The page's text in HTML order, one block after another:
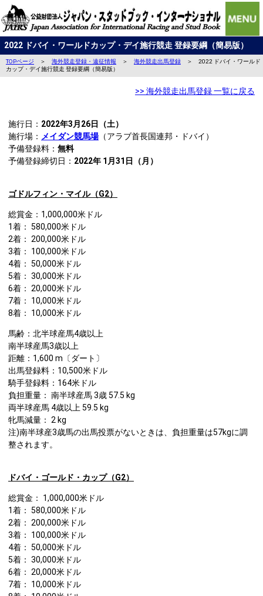
2022 ドバイ・ワールドカップ・デイ施行競走 登録要綱（簡易版）
TOPページ ＞ 海外競走登録・遠征情報 ＞ 海外競走出馬登録 ＞ 2022 ドバイ・ワールド
カップ・デイ施行競走 登録要綱（簡易版）
>> 海外競走出馬登録 一覧に戻る
施行日： 2022年3月26日（土）
施行場： メイダン競馬場（アラブ首長国連邦・ドバイ）
予備登録料： 無料
予備登録締切日： 2022年 1月31日（月）
ゴドルフィン・マイル（G2）
総賞金：1,000,000米ドル
1着： 580,000米ドル
2着： 200,000米ドル
3着： 100,000米ドル
4着： 50,000米ドル
5着： 30,000米ドル
6着： 20,000米ドル
7着： 10,000米ドル
8着： 10,000米ドル
馬齢：北半球産馬4歳以上
南半球産馬3歳以上
距離：1,600 m〔ダート〕
出馬登録料：10,500米ドル
騎手登録料：164米ドル
負担重量： 南半球産馬 3歳 57.5 kg
両半球産馬 4歳以上 59.5 kg
牝馬減量： 2 kg
注)南半球産3歳馬の出馬投票がないときは、負担重量は57kgに調
整されます。
ドバイ・ゴールド・カップ（G2）
総賞金： 1,000,000米ドル
1着： 580,000米ドル
2着： 200,000米ドル
3着： 100,000米ドル
4着： 50,000米ドル
5着： 30,000米ドル
6着： 20,000米ドル
7着： 10,000米ドル